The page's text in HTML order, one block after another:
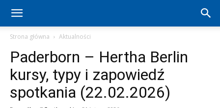
Hertha
Berlin
Strona główna Aktualności
Paderborn – Hertha Berlin
kursy, typy i zapowiedź
spotkania (22.02.2026)